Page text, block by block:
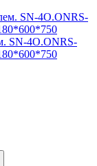
SN-4O.ONRS-